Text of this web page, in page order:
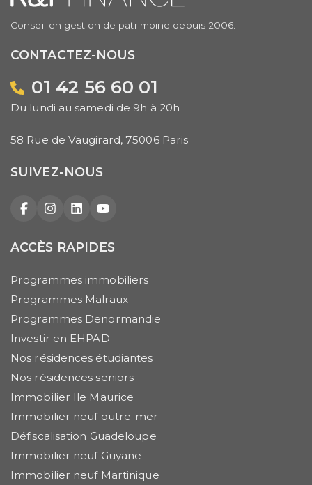
Conseil en gestion de patrimoine depuis 2006.
CONTACTEZ-NOUS
01 42 56 60 01
Du lundi au samedi de 9h à 20h
58 Rue de Vaugirard, 75006 Paris
SUIVEZ-NOUS
FacebookInstagram
LinkedInYouTube
ACCÈS RAPIDES
Programmes immobiliers
Programmes Malraux
Programmes Denormandie
Investir en EHPAD
Nos résidences étudiantes
Nos résidences seniors
Immobilier Ile Maurice
Immobilier neuf outre-mer
Défiscalisation Guadeloupe
Immobilier neuf Guyane
Immobilier neuf Martinique